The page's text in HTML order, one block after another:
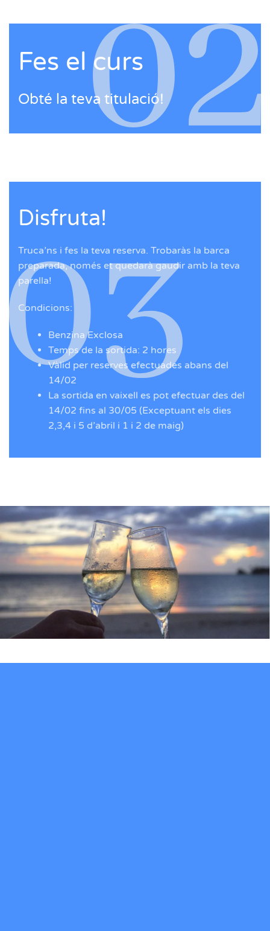
Fes el curs
Obté la teva titulació!
Disfruta!
Truca’ns i fes la teva reserva. Trobaràs la barca
preparada, només et quedarà gaudir amb la teva
parella!
Condicions:
Benzina Exclosa
Temps de la sortida: 2 hores
Vàlid per reserves efectuades abans del
14/02
La sortida en vaixell es pot efectuar des del
14/02 fins al 30/05 (Exceptuant els dies
2,3,4 i 5 d’abril i 1 i 2 de maig)